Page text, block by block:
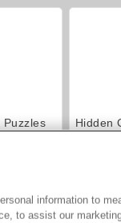
Puzzles
information to
to assist our